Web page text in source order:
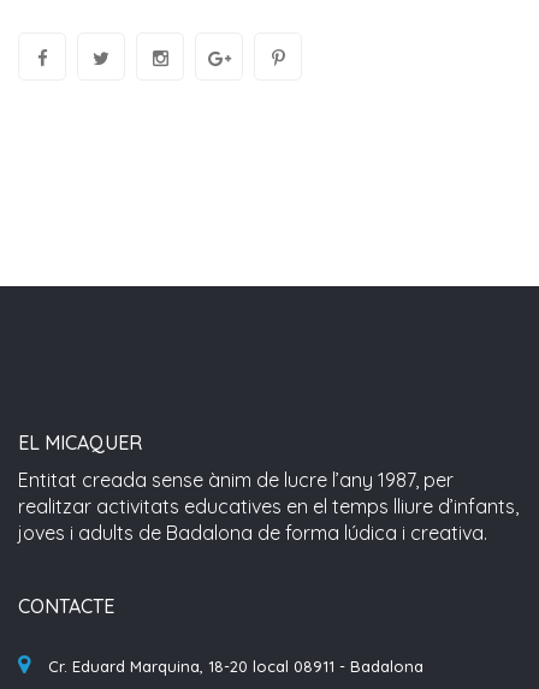
EL MICAQUER
Entitat creada sense ànim de lucre l’any 1987, per
realitzar activitats educatives en el temps lliure d’infants,
joves i adults de Badalona de forma lúdica i creativa.
CONTACTE
Cr. Eduard Marquina, 18-20 local 08911 - Badalona